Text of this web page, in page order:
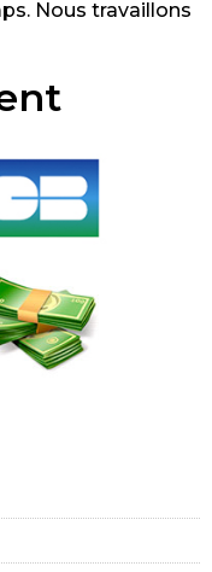
Nous travaillons